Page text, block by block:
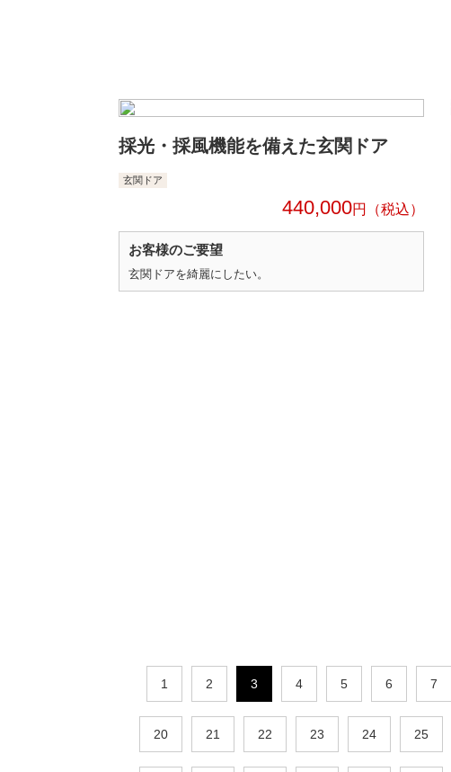
採光・採風機能を備えた玄関ドア
玄関ドア
440,000円
お客様のご要望
玄関ドアを綺麗にしたい。
1 2 3 4 5 6 7
20 21 22 23 24 25